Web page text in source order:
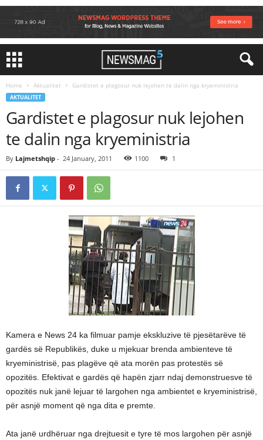
Home Aktualitet Gardistet e plagosur nuk lejohen te dalin nga kryeministria
AKTUALITET
Gardistet e plagosur nuk lejohen
te dalin nga kryeministria
By Lajmetshqip - 24 January, 2011 1100 1
Kamera e News 24 ka filmuar pamje ekskluzive të pjesëtarëve të
gardës së Republikës, duke u mjekuar brenda ambienteve të
kryeministrisë, pas plagëve që ata morën pas protestës së
opozitës. Efektivat e gardës që hapën zjarr ndaj demonstruesve të
opozitës nuk janë lejuar të largohen nga ambientet e kryeministrisë,
për asnjë moment që nga dita e premte.
Ata janë urdhëruar nga drejtuesit e tyre të mos largohen për asnjë